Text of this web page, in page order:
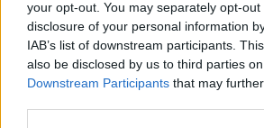
your opt-out. You may separately opt-
disclosure of your personal information
IAB’s list of downstream participants.
also be disclosed by us to third parties
Downstream Participants that may
flirtează
minore pe
laudă cu